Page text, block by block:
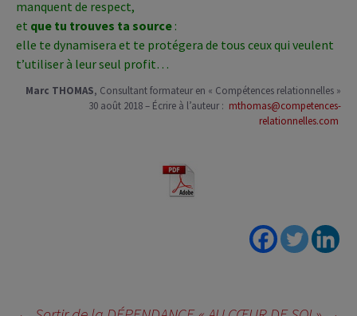
manquent de respect,
et que tu trouves ta source :
elle te dynamisera et te protégera de tous ceux qui veulent
t’utiliser à leur seul profit…
Marc THOMAS, Consultant formateur en « Compétences relationnelles »
30 août 2018 – Écrire à l’auteur : mthomas@competences-
relationnelles.com